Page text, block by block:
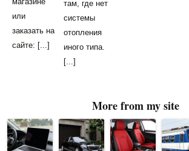
или
заказать на
сайте: [...]
там, где нет
системы
отопления
иного типа.
[...]
More from my site